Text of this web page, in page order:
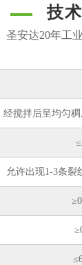
技
圣安达20年工
经搅拌后呈均匀
允许出现1-3条裂